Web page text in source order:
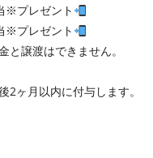
※プレゼント
※プレゼント
譲渡はできません。
ヶ月以内に付与します。